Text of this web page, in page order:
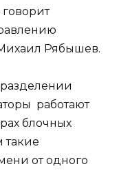
Рябышев.
работают
блочных
такие
от одного